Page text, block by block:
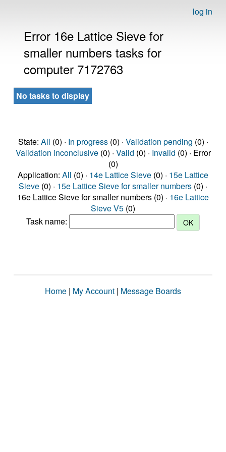
log in
Error 16e Lattice Sieve for
smaller numbers tasks for
computer 7172763
No tasks to display
State: All (0) · In progress(0) · Validation pending (0) ·
Validation inconclusive(0) · Valid (0) · Invalid (0) · Error
(0)
Application: All (0) · 14e Lattice Sieve (0) · 15e Lattice
Sieve (0) · 15e Lattice Sieve for smaller numbers (0) ·
16e Lattice Sieve for smaller numbers (0) · 16e Lattice
Sieve V5 (0)
Task name:
Home | My Account | Message Boards